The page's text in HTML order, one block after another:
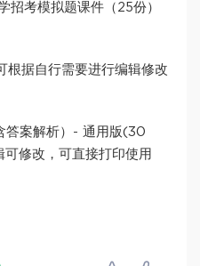
招考模拟题课件（25份）
根据自行需要进行编辑修改
答案解析）- 通用版(30
修改，可直接打印使用